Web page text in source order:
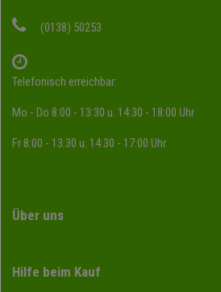
(0138) 50253
Telefonisch erreichbar:
Mo - Do 8:00 - 13:30 u. 14:30 - 18:00 Uhr
Fr 8:00 - 13:30 u. 14:30 - 17:00 Uhr
Über uns
Hilfe beim Kauf